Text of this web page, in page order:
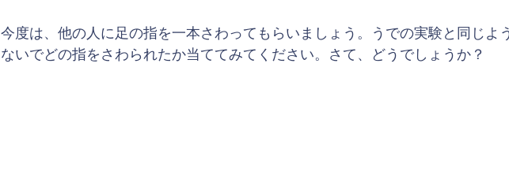
今度は、他の人に足の指を一本さわってもらいましょう。うでの実験と同じよ
ないでどの指をさわられたか当ててみてください。さて、どうでしょうか？